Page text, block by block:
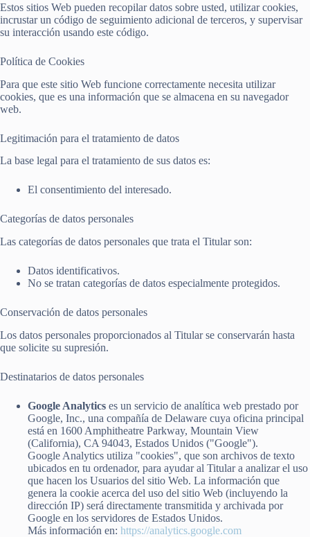
Estos sitios Web pueden recopilar datos sobre usted, utilizar cookies,
incrustar un código de seguimiento adicional de terceros, y supervisar
su interacción usando este código.
Política de Cookies
Para que este sitio Web funcione correctamente necesita utilizar
cookies, que es una información que se almacena en su navegador
web.
Legitimación para el tratamiento de datos
La base legal para el tratamiento de sus datos es:
El consentimiento del interesado.
Categorías de datos personales
Las categorías de datos personales que trata el Titular son:
Datos identificativos.
No se tratan categorías de datos especialmente protegidos.
Conservación de datos personales
Los datos personales proporcionados al Titular se conservarán hasta
que solicite su supresión.
Destinatarios de datos personales
Google Analytics es un servicio de analítica web prestado por
Google, Inc., una compañía de Delaware cuya oficina principal
está en 1600 Amphitheatre Parkway, Mountain View
(California), CA 94043, Estados Unidos ("Google").
Google Analytics utiliza "cookies", que son archivos de texto
ubicados en tu ordenador, para ayudar al Titular a analizar el uso
que hacen los Usuarios del sitio Web. La información que
genera la cookie acerca del uso del sitio Web (incluyendo la
dirección IP) será directamente transmitida y archivada por
Google en los servidores de Estados Unidos.
Más información en: https://analytics.google.com